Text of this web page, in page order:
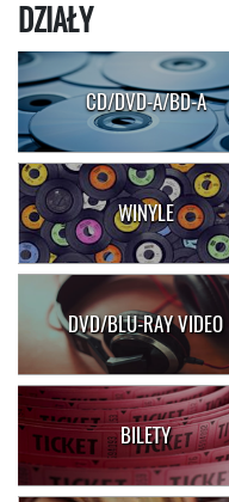
DZIAŁY
CD/DVD-A/BD-A
WINYLE
DVD/BLU-RAY VIDEO
BILETY